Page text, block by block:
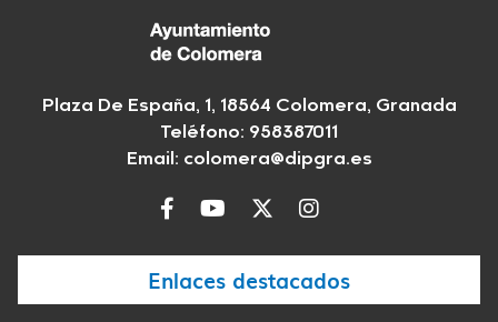
Plaza De España, 1, 18564 Colomera, Granada
Teléfono: 958387011
Email: colomera@dipgra.es
Enlaces destacados